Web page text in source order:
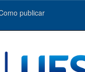
publicar